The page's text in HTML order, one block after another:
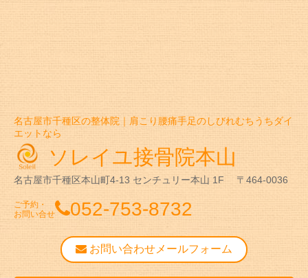
名古屋市千種区の整体院｜肩こり腰痛手足のしびれむちうちダイ
エットなら
ソレイユ接骨院本山
名古屋市千種区本山町4-13 センチュリー本山 1F 〒464-0036
ご予約・
お問い合せ
052-753-8732
お問い合わせメールフォーム